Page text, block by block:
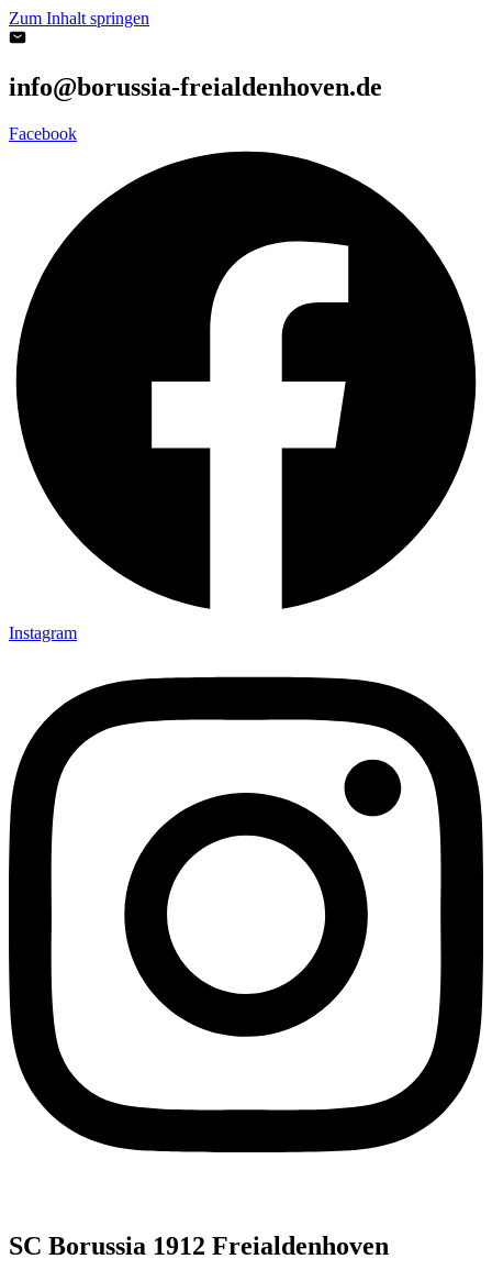
Zum Inhalt springen
info@borussia-freialdenhoven.de
Facebook
Instagram
SC Borussia 1912 Freialdenhoven